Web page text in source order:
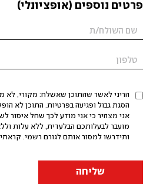
פרטים נוספים (אופציונלי)
הריני לאשר שהתוכן שאשלח: מקורי, לא
אני מצהיר כי אני מודע לכך שחל איסור
מועבר לבעלותכם הבלעדית, ללא עלות
ותידרשו למסור אותם לגורם רשמי.
שליחה